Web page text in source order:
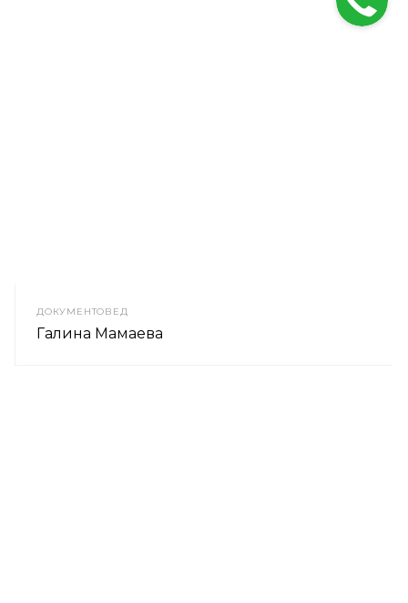
ДОКУМЕНТОВЕД
Галина Мамаева